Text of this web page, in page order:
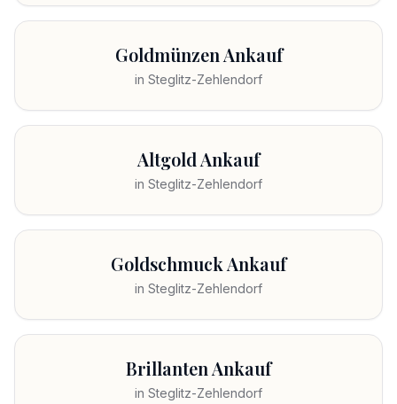
Goldmünzen Ankauf
in Steglitz-Zehlendorf
Altgold Ankauf
in Steglitz-Zehlendorf
Goldschmuck Ankauf
in Steglitz-Zehlendorf
Brillanten Ankauf
in Steglitz-Zehlendorf